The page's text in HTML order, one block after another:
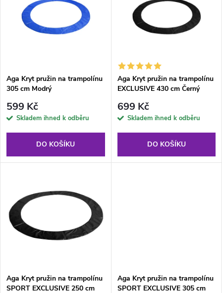
p
r
o
d
k
s
p
r
u
k
ů
Aga Kryt pružin na trampolínu
305 cm Modrý
599 Kč
Skladem ihned k odběru
DO KOŠÍKU
Aga Kryt pružin na trampolínu
EXCLUSIVE 430 cm Černý
699 Kč
Skladem ihned k odběru
DO KOŠÍKU
Aga Kryt pružin na trampolínu
SPORT EXCLUSIVE 250 cm
Aga Kryt pružin na trampolínu
SPORT EXCLUSIVE 305 cm